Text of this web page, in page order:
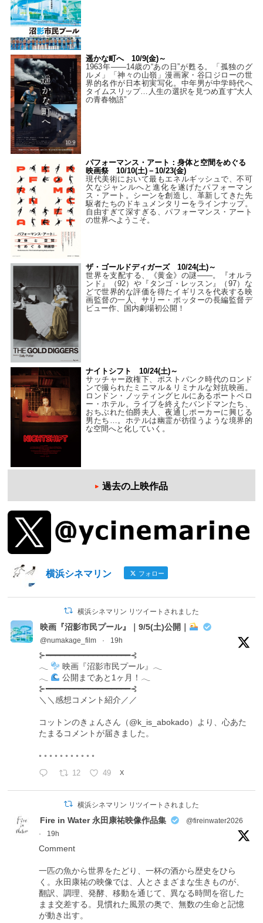
遥かな町へ 10/9(金)～
1963年――14歳の“あの日”が甦る。「孤独のグ
ルメ」「神々の山嶺」漫画家・谷口ジローの世
界的名作が日本初実写化。中年男が中学時代へ
タイムスリップ…人生の選択を見つめ直す“大人
の青春物語”
パフォーマンス・アート：身体と空間をめぐる
映画祭 10/10(土)－10/23(金)
現代美術において最もエネルギッシュで、不可
欠なジャンルへと進化を遂げたパフォーマン
ス・アート。シーンを創造し、革新してきた先
駆者たちのドキュメンタリーをラインナップ。
自由すぎて深すぎる、パフォーマンス・アート
の世界へようこそ。
ザ・ゴールドディガーズ 10/24(土)～
世界を支配する、《黄金》の謎――。『オルラ
ンド』（92）や『タンゴ・レッスン』（97）な
どで世界的な評価を得たイギリスを代表する映
画監督の一人、サリー・ポッターの長編監督デ
ビュー作、国内劇場初公開！
ナイトシフト 10/24(土)～
サッチャー政権下、ポストパンク時代のロンド
ンで撮られたミニマル＆リミナルな対抗映画。
ロンドン・ノッティングヒルにあるポートベロ
ー・ホテル。ライブを終えたバンドマンたち、
おちぶれた伯爵夫人、夜通しポーカーに興じる
男たち…。ホテルは幽霊が彷徨うような境界的
な空間へと化していく。
過去の上映作品
横浜シネマリン フォロー
横浜シネマリン リツイートされました
映画『沼影市民プール』｜9/5(土)公開｜
@numakage_film · 19h
⊱━━━━━━━━━━━━━━━━━━⊰
𓂃
映画『沼影市民プール』𓂃
𓂃
公開まであと1ヶ月！𓂃
⊱━━━━━━━━━━━━━━━━━━⊰
＼＼感想コメント紹介／／
コットンのきょんさん（@k_is_abokado）より、心あた
たまるコメントが届きました。
◦ ◦ ◦ ◦ ◦ ◦ ◦ ◦ ◦ ◦ ◦
12 49 X
横浜シネマリン リツイートされました
Fire in Water 永田康祐映像作品集
@fireinwater2026
·
19h
Comment
一匹の魚から世界をたどり、一杯の酒から歴史をひら
く。永田康祐の映像では、人とさまざまな生きものが、
翻訳、調理、発酵、移動を通じて、異なる時間を宿した
まま交差する。見慣れた風景の奥で、無数の生命と記憶
が動き出す。